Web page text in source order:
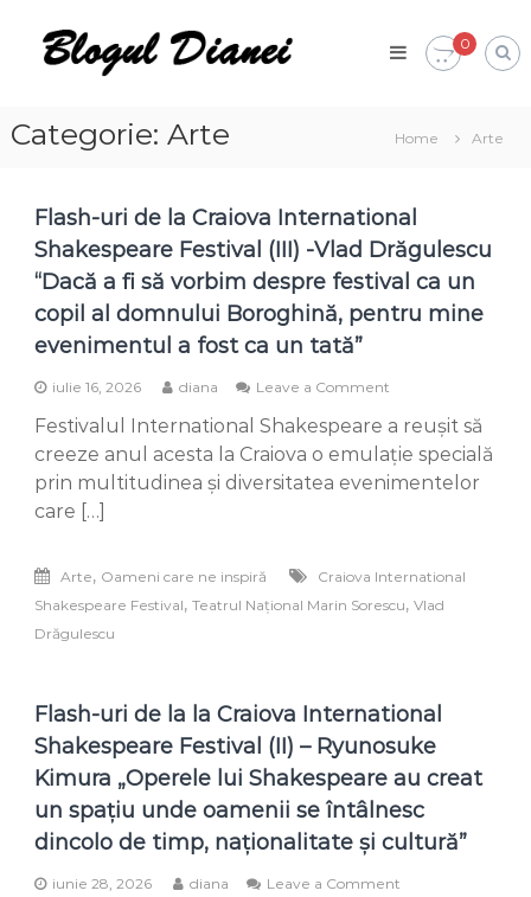
content
Blogul
Dianei
opinie,
călătorii
finețuri
0
Categorie: Arte Home Arte
Flash-uri de la Craiova International
Shakespeare Festival (III) -Vlad Drăgulescu
“Dacă a fi să vorbim despre festival ca un
copil al domnului Boroghină, pentru mine
evenimentul a fost ca un tată”
iulie 16, 2026 diana Leave a Comment
uri
de
la
Craiova
(III)
-
fi
să
vorbim
despre
festival
ca
un
copil
al
Festivalul International Shakespeare a reușit să
creeze anul acesta la Craiova o emulație specială
prin multitudinea și diversitatea evenimentelor
care […]
Arte, Oameni care ne inspiră
Craiova International
Shakespeare Festival, Teatrul Național Marin Sorescu, Vlad
Drăgulescu
Flash-uri de la la Craiova International
Shakespeare Festival (II) – Ryunosuke
Kimura „Operele lui Shakespeare au creat
un spațiu unde oamenii se întâlnesc
dincolo de timp, naționalitate și cultură”
iunie 28, 2026 diana Leave a Comment